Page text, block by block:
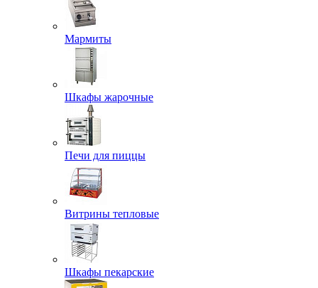
Мармиты
Шкафы жарочные
Печи для пиццы
Витрины тепловые
Шкафы пекарские